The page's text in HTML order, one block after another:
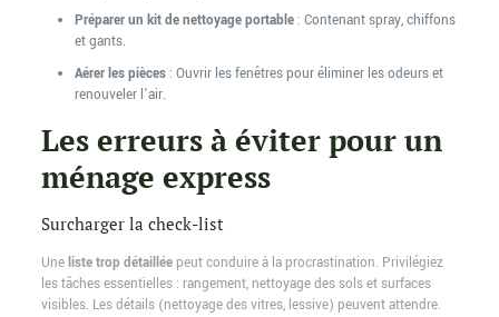
Préparer un kit de nettoyage portable: Contenant spray, chiffons
et gants.
Aérer les pièces: Ouvrir les fenêtres pour éliminer les odeurs et
renouveler l’air.
Les erreurs à éviter pour un
ménage express
Surcharger la check-list
Uneliste trop détailléepeut conduire à la procrastination. Privilégiez
les tâches essentielles : rangement, nettoyage des sols et surfaces
visibles. Les détails (nettoyage des vitres, lessive) peuvent attendre.